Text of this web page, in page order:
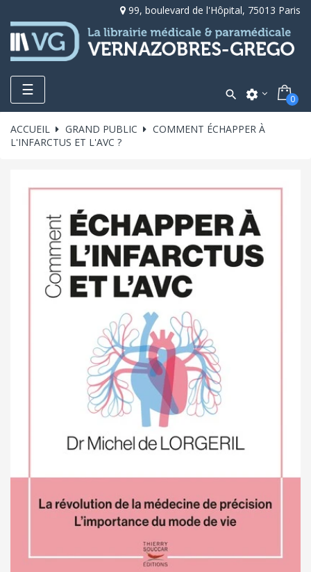
99, boulevard de l'Hôpital, 75013 Paris
Toggle
navigation
☰  settings 0
ACCUEIL GRAND PUBLIC
COMMENT ÉCHAPPER À
L'INFARCTUS ET L'AVC ?